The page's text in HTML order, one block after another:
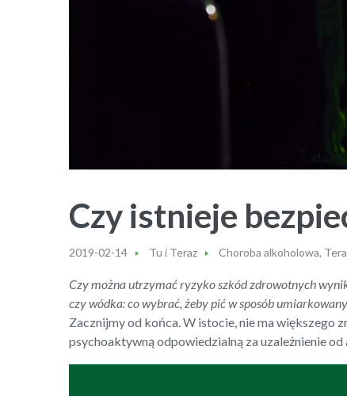
Czy istnieje
2019-02-14 Tu i Teraz Choroba alkoholowa,
Czy można utrzymać ryzyko szkód zdrowotnych
czy wódka: co wybrać, żeby pić w sposób
Zacznijmy od końca. W istocie, nie ma większego
psychoaktywną odpowiedzialną za uzależnienie od